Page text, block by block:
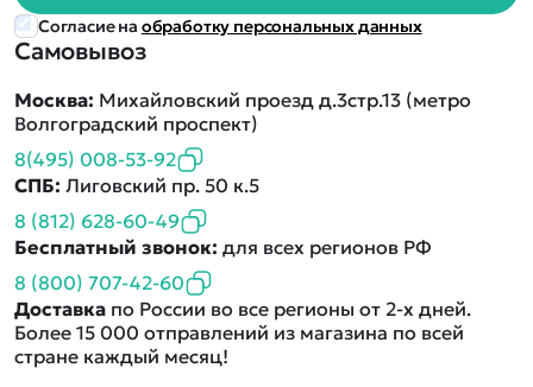
Самовывоз
Москва: Михайловский проезд д.3стр.13 (метро
Волгоградский проспект)
8(495) 008-53-92
СПБ: Лиговский пр. 50 к.5
8 (812) 628-60-49
Бесплатный звонок: для всех регионов РФ
8 (800) 707-42-60
Доставка по России во все регионы от 2-х дней.
Более 15 000 отправлений из магазина по всей
стране каждый месяц!
Согласие на обработку персональных данных